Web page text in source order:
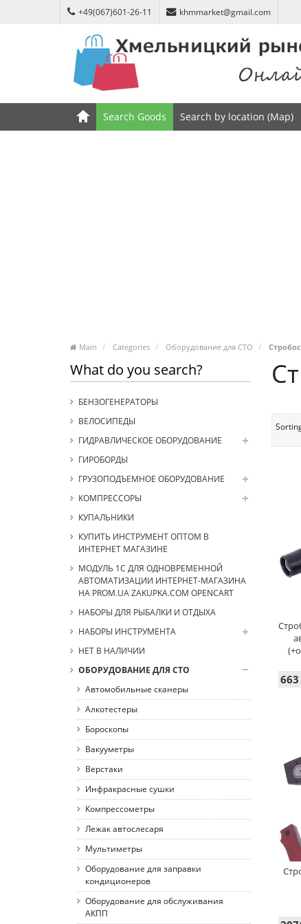
+49(067)601-26-11 khmmarket@gmail.com
Search Goods Search by location (Map)
Main Categories Оборудование для СТО
What do you search?
БЕНЗОГЕНЕРАТОРЫ
ВЕЛОСИПЕДЫ
ГИДРАВЛИЧЕСКОЕ ОБОРУДОВАНИЕ
ГИРОБОРДЫ
ГРУЗОПОДЪЕМНОЕ ОБОРУДОВАНИЕ
КОМПРЕССОРЫ
КУПАЛЬНИКИ
КУПИТЬ ИНСТРУМЕНТ ОПТОМ В
ИНТЕРНЕТ МАГАЗИНЕ
МОДУЛЬ 1С ДЛЯ ОДНОВРЕМЕННОЙ
АВТОМАТИЗАЦИИ ИНТЕРНЕТ-МАГАЗИНА
НА PROM.UA ZAKUPKA.COM OPENCART
НАБОРЫ ДЛЯ РЫБАЛКИ И ОТДЫХА
НАБОРЫ ИНСТРУМЕНТА
НЕТ В НАЛИЧИИ
ОБОРУДОВАНИЕ ДЛЯ СТО
Автомобильные сканеры
Алкотестеры
Бороскопы
Вакууметры
Верстаки
Инфракрасные сушки
Компрессометры
Лежак автослесаря
Мультиметры
Оборудование для заправки
кондиционеров
Оборудование для обслуживания
АКПП